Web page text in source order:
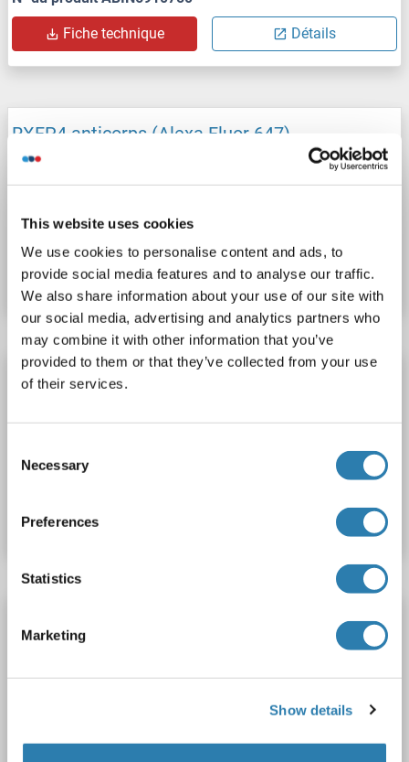
This website uses cookies
We use cookies to personalise content and ads, to
provide social media features and to analyse our traffic.
We also share information about your use of our site with
our social media, advertising and analytics partners who
may combine it with other information that you’ve
provided to them or that they’ve collected from your use
of their services.
Selection
Necessary
Preferences
Statistics
Marketing
Show details
Fiche technique Détails
RXFP4 anticorps (Alexa Fluor 647)
RXFP4
Hôte: Lapin
Polyclonal
Alexa Fluor 647
Fiche technique Détails
RXFP4 anticorps (Alexa Fluor 750)
Fiche technique
Reactivité: Humain, Souris
Polyclonal
Biotin